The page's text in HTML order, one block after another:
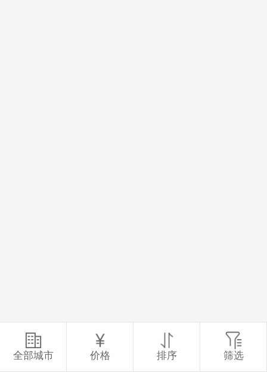
全部城市 价格 排序 筛选